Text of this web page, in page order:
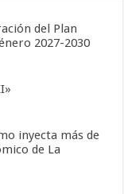
del Plan
2027-2030
inyecta más de
de La